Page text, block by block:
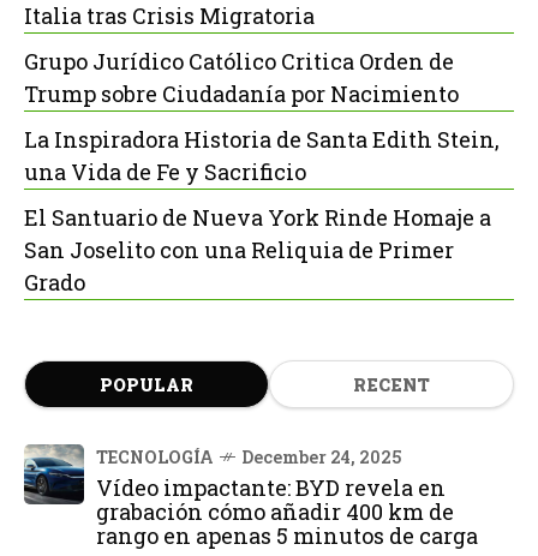
Italia tras Crisis Migratoria
Grupo Jurídico Católico Critica Orden de
Trump sobre Ciudadanía por Nacimiento
La Inspiradora Historia de Santa Edith Stein,
una Vida de Fe y Sacrificio
El Santuario de Nueva York Rinde Homaje a
San Joselito con una Reliquia de Primer
Grado
POPULAR RECENT
TECNOLOGÍA December 24, 2025
Vídeo impactante: BYD revela en
grabación cómo añadir 400 km de
rango en apenas 5 minutos de carga